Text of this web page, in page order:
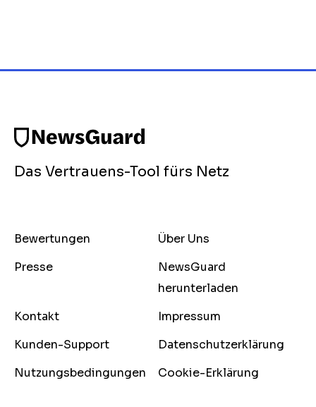
Das Vertrauens-Tool fürs Netz
Bewertungen
Über Uns
Presse
NewsGuard
herunterladen
Kontakt
Impressum
Kunden-Support
Datenschutzerklärung
Nutzungsbedingungen
Cookie-Erklärung